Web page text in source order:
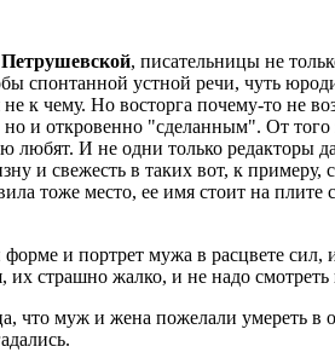
, писательницы не
спонтанной устной речи, чуть
к чему. Но восторга почему-то не
и откровенно "сделанным". От
любят. И не одни только
и свежесть в таких вот, к
тоже место, ее имя стоит на
и портрет мужа в расцвете
их страшно жалко, и не надо
что муж и жена пожелали умереть